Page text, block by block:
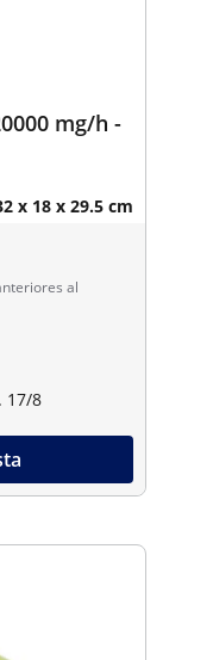
mg/h -
x 18 x 29.5 cm
al
17/8